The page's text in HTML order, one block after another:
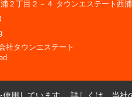
２丁目２－４ タウンエステート西
社タウンエステート